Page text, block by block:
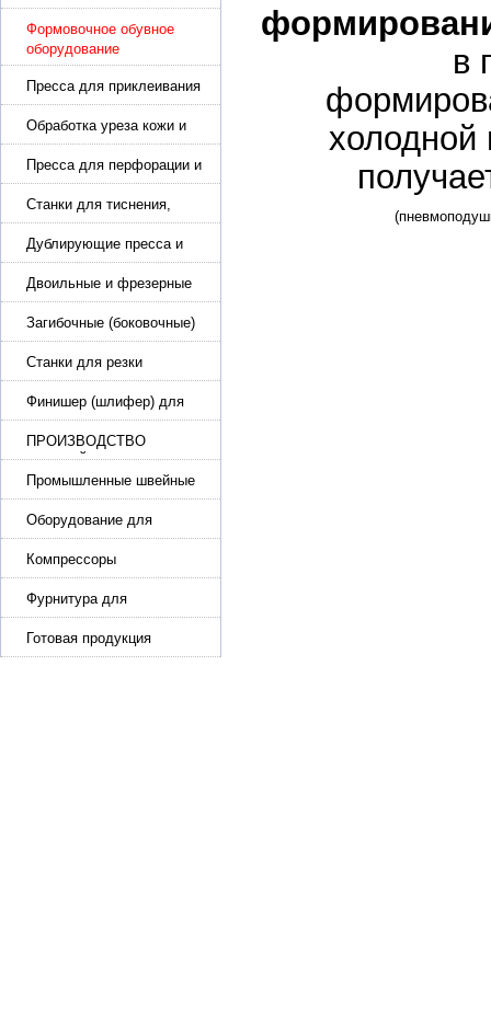
разбивания и герметизации
шва
Формовочное обувное
оборудование
Пресса для приклеивания
подошвы и прибивки
каблука
Обработка уреза кожи и
покрасочные камеры
Пресса для перфорации и
тиснения
Станки для тиснения,
нанесения логотипа и
нумераторы
Дублирующие пресса и
утюги для разглаживания
кожи
Двоильные и фрезерные
машины для слоения и
фрезерования кожи
Загибочные (боковочные)
машины для стельки,
кошельков, сумок
Станки для резки
кожи.Станки для резки
стропы
Финишер (шлифер) для
обуви
ПРОИЗВОДСТВО
РЕМНЕЙ, СУМОК,
КОЖГАЛАНТЕРЕИ
Промышленные швейные
машины для кожи, обуви
Оборудование для
производства и резки
эластичной ленты и стропы
Компрессоры
Фурнитура для
производства ремней
Готовая продукция
в
холодной